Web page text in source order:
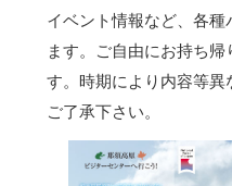
イベント情報など、各種
ます。ご自由にお持ち帰
す。時期により内容等異
ご了承下さい。